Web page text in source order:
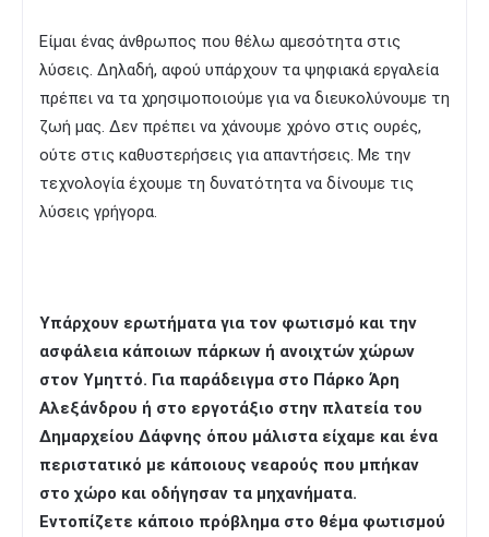
Είμαι ένας άνθρωπος που θέλω αμεσότητα στις
λύσεις. Δηλαδή, αφού υπάρχουν τα ψηφιακά εργαλεία
πρέπει να τα χρησιμοποιούμε για να διευκολύνουμε τη
ζωή μας. Δεν πρέπει να χάνουμε χρόνο στις ουρές,
ούτε στις καθυστερήσεις για απαντήσεις. Με την
τεχνολογία έχουμε τη δυνατότητα να δίνουμε τις
λύσεις γρήγορα.
Υπάρχουν ερωτήματα για τον φωτισμό και την
ασφάλεια κάποιων πάρκων ή ανοιχτών χώρων
στον Υμηττό. Για παράδειγμα στο Πάρκο Άρη
Αλεξάνδρου ή στο εργοτάξιο στην πλατεία του
Δημαρχείου Δάφνης όπου μάλιστα είχαμε και ένα
περιστατικό με κάποιους νεαρούς που μπήκαν
στο χώρο και οδήγησαν τα μηχανήματα.
Εντοπίζετε κάποιο πρόβλημα στο θέμα φωτισμού